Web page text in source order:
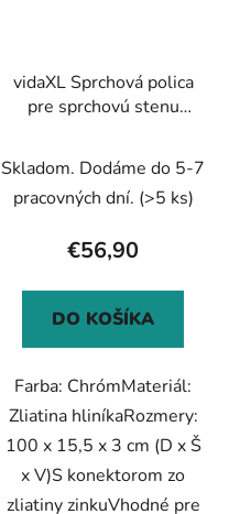
vidaXL Sprchová polica
pre sprchovú stenu
Skladom. Dodáme do 5-7
pracovných dní. (>5 ks)
€56,90
DO KOŠÍKA
Farba: ChrómMateriál:
Zliatina hliníkaRozmery:
100 x 15,5 x 3 cm (D x Š
x V)S konektorom zo
zliatiny zinkuVhodné pre